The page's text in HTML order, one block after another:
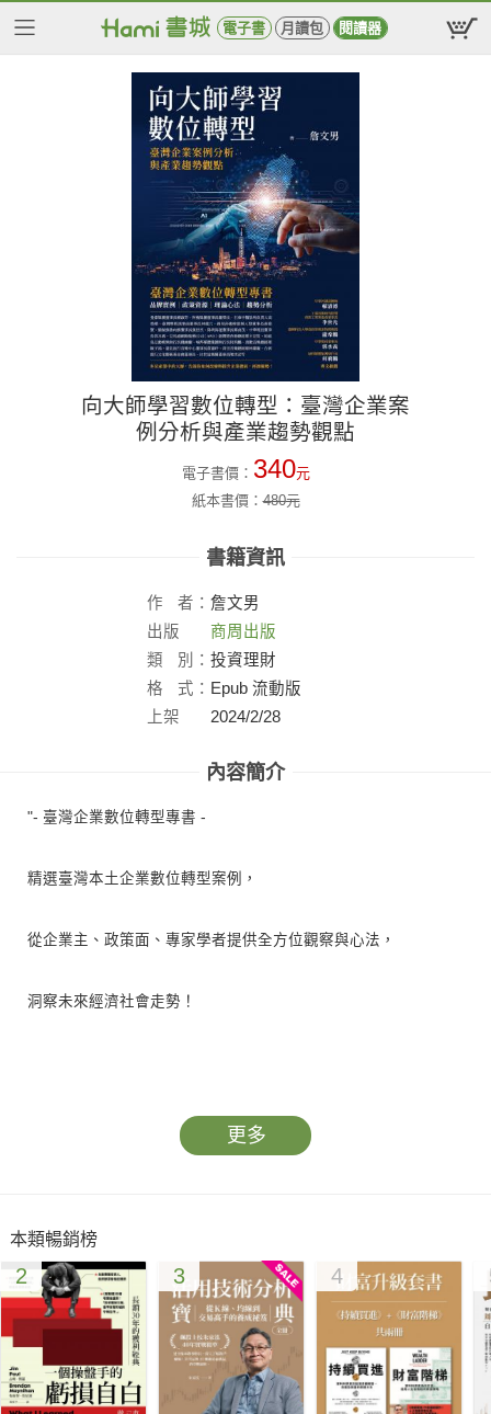
電子書 月讀包 閱讀器
向大師學習數位轉型：臺灣企業案
例分析與產業趨勢觀點
電子書價： 340元
紙本書價：480元
書籍資訊
作 者： 詹文男
出版
社：
商周出版
類
別： 投資理財
格
式： Epub 流動版
上架
2024/2/28
內容簡介
"- 臺灣企業數位轉型專書 -
精選臺灣本土企業數位轉型案例，
從企業主、政策面、專家學者提供全方位觀察與心法，
洞察未來經濟社會走勢！
大家都在談「數位轉型」──物聯網、區塊鏈、人工智慧（AI）、
企業創辦人、董事長、執行長，數位與經濟相關部會首長、資
訊、創新及商管領域學者，教你數位轉型可以怎麼做！
更多
本類暢銷榜
2 3 4